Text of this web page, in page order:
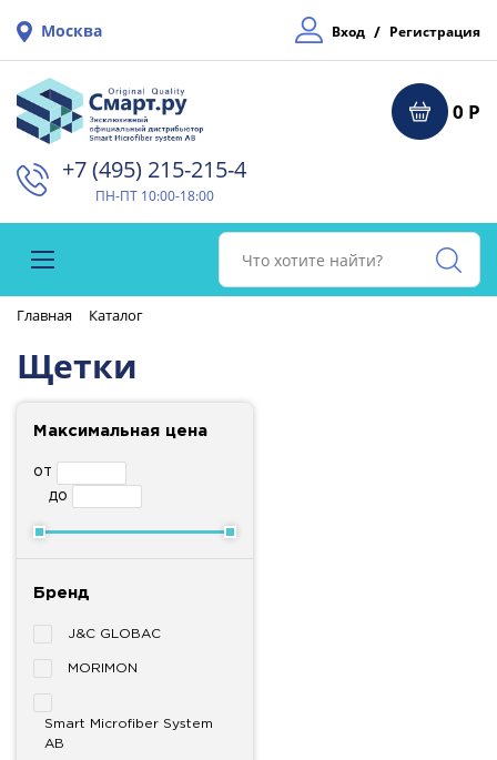
Москва Вход / Регистрация
0 Р
+7 (495) 215-215-4⁠
ПН-ПТ 10:00-18:00
Главная Каталог
Щетки
Максимальная цена
от
до
Бренд
J&C GLOBAC
MORIMON
Smart Microfiber System
AB